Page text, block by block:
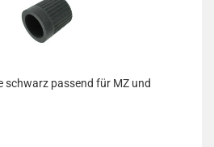
schwarz passend für MZ und